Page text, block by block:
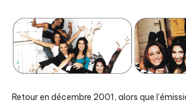
Retour en décembre 2001, alors que